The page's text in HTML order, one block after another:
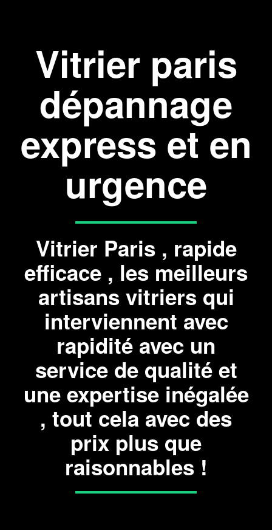
Vitrier paris
dépannage
express et en
urgence
Vitrier Paris , rapide
efficace , les meilleurs
artisans vitriers qui
interviennent avec
rapidité avec un
service de qualité et
une expertise inégalée
, tout cela avec des
prix plus que
raisonnables !